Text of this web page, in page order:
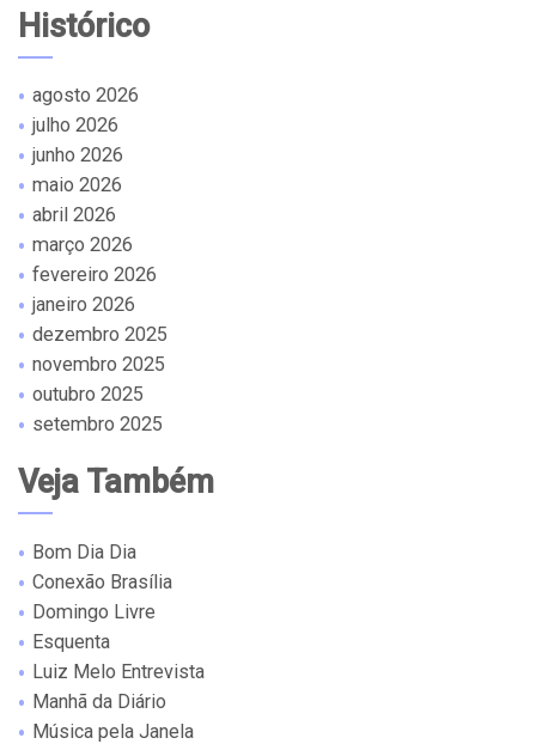
Histórico
agosto 2026
julho 2026
junho 2026
maio 2026
abril 2026
março 2026
fevereiro 2026
janeiro 2026
dezembro 2025
novembro 2025
outubro 2025
setembro 2025
Veja Também
Bom Dia Dia
Conexão Brasília
Domingo Livre
Esquenta
Luiz Melo Entrevista
Manhã da Diário
Música pela Janela